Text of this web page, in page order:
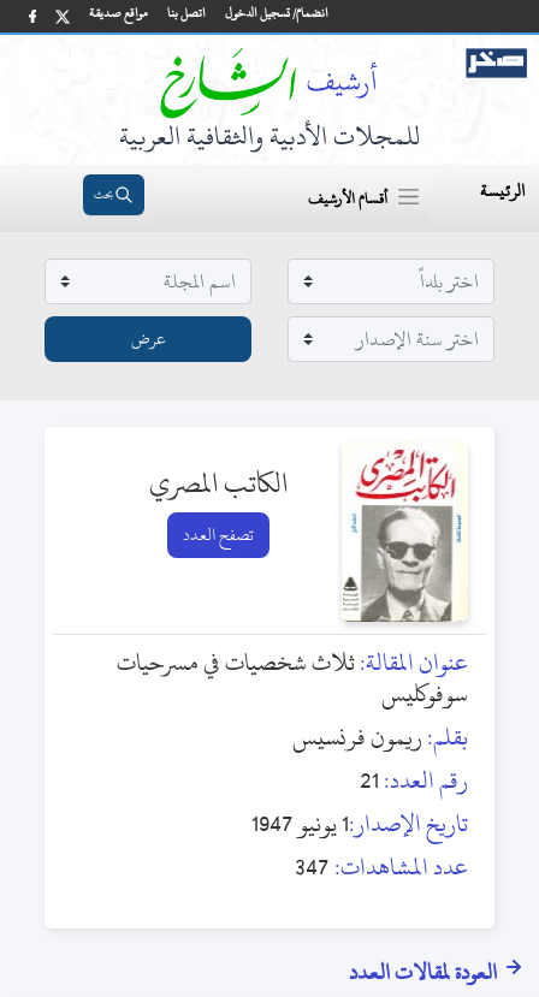
مواقع صديقة اتصل بنا انضمام/ تسجيل الدخول
للمجلات الأدبية والثقافية العربية
الرئيسة أقسام الأرشيف بحث
الكاتب المصري
تصفح العدد
عنوان المقالة:ثلاث شخصيات في مسرحيات
سوفوكليس
بقلم:ريمون فرنسيس
رقم العدد:21
تاريخ الإصدار:1 يونيو 1947
عدد المشاهدات:347
العودة لمقالات العدد